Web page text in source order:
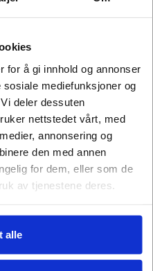
for å gi innhold og annonser
mediefunksjoner og
deler dessuten
nettstedet vårt, med
annonsering og
den med annen
for dem, eller som de
av tjenestene deres.
alle
hjemme?